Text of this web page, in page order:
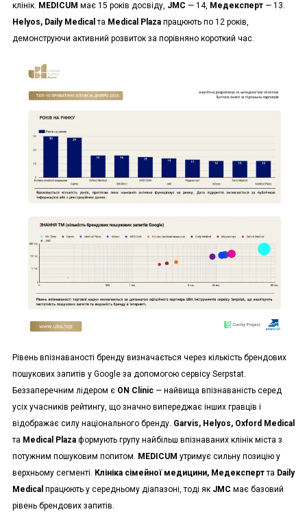
клінік. MEDICUM має 15 років досвіду, JMC — 14, Медексперт— 13.
Helyos, Daily Medical та Medical Plazaпрацюють по 12 років,
демонструючи активний розвиток за порівняно короткий час.
Рівень впізнаваності бренду визначається через кількість брендових
пошукових запитів у Google за допомогою сервісу Serpstat.
Беззаперечним лідером є ON Clinic— найвища впізнаваність серед
усіх учасників рейтингу, що значно випереджає інших гравців і
відображає силу національного бренду. Garvis, Helyos, Oxford Medical
та Medical Plazaформують групу найбільш впізнаваних клінік міста з
потужним пошуковим попитом. MEDICUM утримує сильну позицію у
верхньому сегменті. Клініка сімейної медицини, Медекспертта Daily
Medical працюють у середньому діапазоні, тоді як JMC має базовий
рівень брендових запитів.